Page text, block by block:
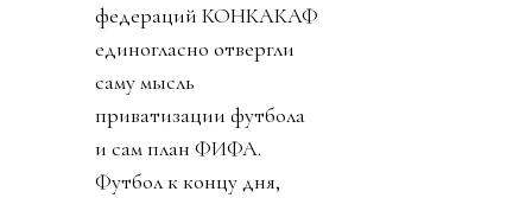
федераций КОНКАКАФ
единогласно отвергли
саму мысль
приватизации футбола
и сам план ФИФА.
Футбол к концу дня,